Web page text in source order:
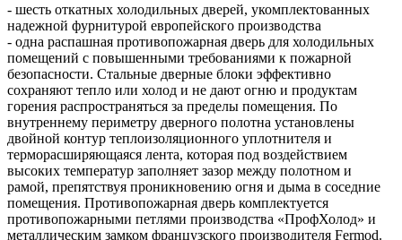
- шесть откатных холодильных дверей, укомплектованных
надежной фурнитурой европейского производства
- одна распашная противопожарная дверь для холодильных
помещений с повышенными требованиями к пожарной
безопасности. Стальные дверные блоки эффективно
сохраняют тепло или холод и не дают огню и продуктам
горения распространяться за пределы помещения. По
внутреннему периметру дверного полотна установлены
двойной контур теплоизоляционного уплотнителя и
терморасширяющаяся лента, которая под воздействием
высоких температур заполняет зазор между полотном и
рамой, препятствуя проникновению огня и дыма в соседние
помещения. Противопожарная дверь комплектуется
противопожарными петлями производства «ПрофХолод» и
металлическим замком французского производителя Fermod.